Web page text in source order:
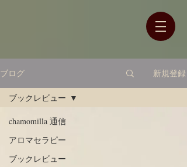
ブログ 新規登録
chamomilla 通信
アロマセラピー
ブックレビュー
ブックレビュー